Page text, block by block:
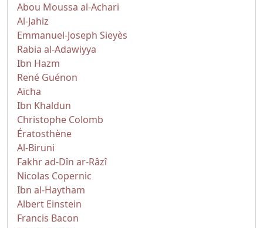
Abou Moussa al-Achari
Al-Jahiz
Emmanuel-Joseph Sieyès
Rabia al-Adawiyya
Ibn Hazm
René Guénon
Aïcha
Ibn Khaldun
Christophe Colomb
Ératosthène
Al-Biruni
Fakhr ad-Dîn ar-Râzî
Nicolas Copernic
Ibn al-Haytham
Albert Einstein
Francis Bacon